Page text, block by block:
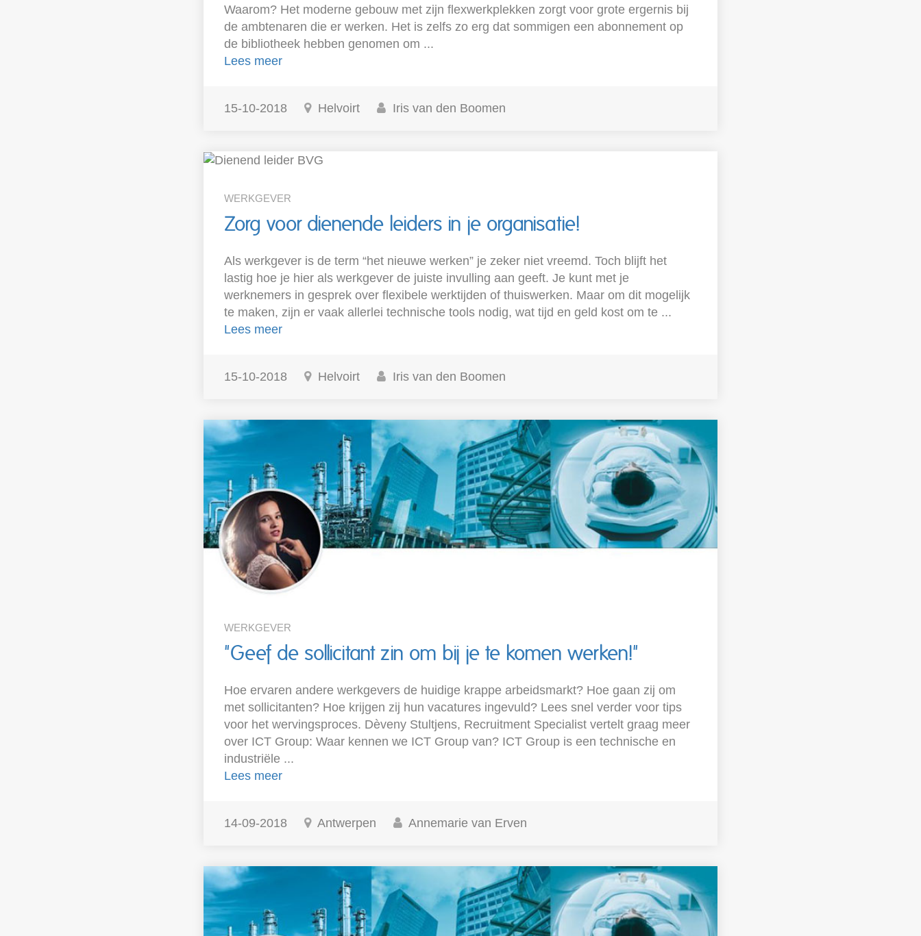
Waarom? Het moderne gebouw met zijn flexwerkplekken zorgt voor grote ergernis bij
de ambtenaren die er werken. Het is zelfs zo erg dat sommigen een abonnement op
de bibliotheek hebben genomen om ...
Lees meer
15-10-2018 Helvoirt Iris van den Boomen
WERKGEVER
Zorg voor dienende leiders in je organisatie!
Als werkgever is de term “het nieuwe werken” je zeker niet vreemd. Toch blijft het
lastig hoe je hier als werkgever de juiste invulling aan geeft. Je kunt met je
werknemers in gesprek over flexibele werktijden of thuiswerken. Maar om dit mogelijk
te maken, zijn er vaak allerlei technische tools nodig, wat tijd en geld kost om te ...
Lees meer
15-10-2018 Helvoirt Iris van den Boomen
WERKGEVER
"Geef de sollicitant zin om bij je te komen werken!"
Hoe ervaren andere werkgevers de huidige krappe arbeidsmarkt? Hoe gaan zij om
met sollicitanten? Hoe krijgen zij hun vacatures ingevuld? Lees snel verder voor tips
voor het wervingsproces. Dèveny Stultjens, Recruitment Specialist vertelt graag meer
over ICT Group: Waar kennen we ICT Group van? ICT Group is een technische en
industriële ...
Lees meer
14-09-2018 Antwerpen Annemarie van Erven